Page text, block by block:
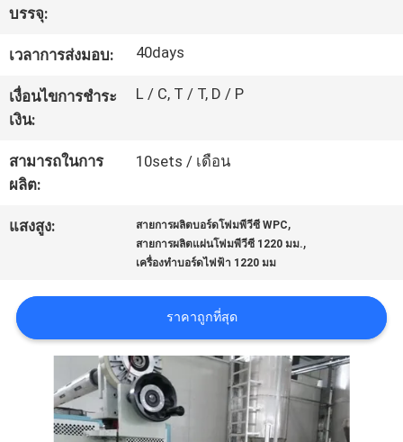
ทัวร์
โรงงาน
การ
ควบคุม
เรา
บรรจุ:
เวลาการส่งมอบ: 40days
เงื่อนไขการชำระ
เงิน:
L / C, T / T, D / P
สามารถในการ
ผลิต:
10sets / เดือน
แสงสูง: สายการผลิตบอร์ดโฟมพีวีซี WPC,
สายการผลิตแผ่นโฟมพีวีซี 1220 มม.,
เครื่องทำบอร์ดไฟฟ้า 1220 มม
ราคาถูกที่สุด